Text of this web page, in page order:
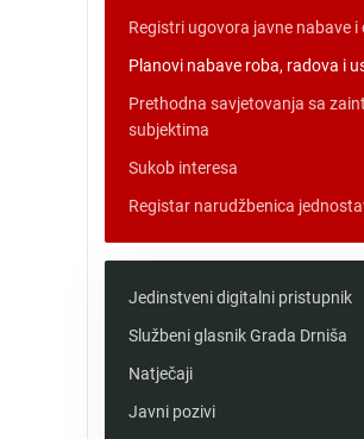
Registri ugovora javne nabave
Planovi nabave roba, radova i
Prethodna savjetovanja sa
subjektima
Sukob interesa
Registar narudžbenica
Jedinstveni digitalni pristupnik
Službeni glasnik Grada Drniša
Natječaji
Javni pozivi